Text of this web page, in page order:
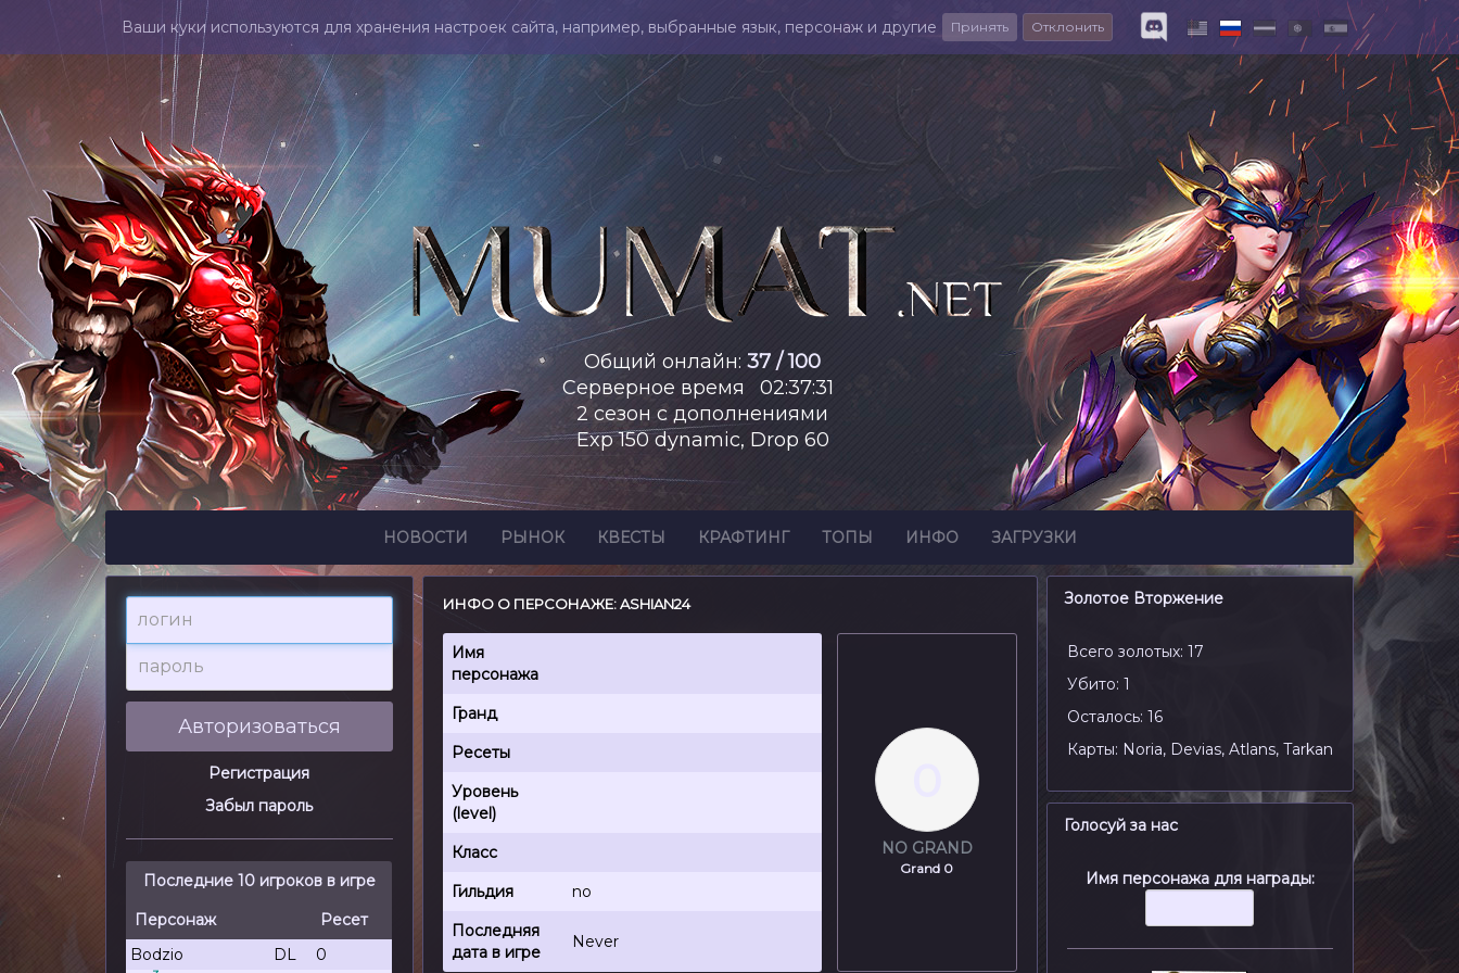
Ваши куки используются для хранения настроек сайта, например, выбранные язык, персонаж и другие Принять Отклонить
Общий онлайн: 37 / 100
Серверное время
02:37:32
2 сезон с дополнениями
Exp 150 dynamic, Drop 60
НОВОСТИ РЫНОК КВЕСТЫ КРАФТИНГ ТОПЫ ИНФО ЗАГРУЗКИ
логин
пароль
Авторизоваться
Регистрация
Забыл пароль
Последние 10 игроков в игре
Персонаж
Ресет
Bodzio
DL 0
ИНФО О ПЕРСОНАЖЕ: ASHIAN24
Имя
персонажа
Гранд
Ресеты
Уровень
(level)
Класс
Гильдия
no
Последняя
дата в игре
Never
NO GRAND
Grand 0
Золотое Вторжение
Всего золотых: 17
Убито: 1
Осталось: 16
Карты: Noria, Devias, Atlans, Tarkan
Голосуй за нас
Имя персонажа для награды: